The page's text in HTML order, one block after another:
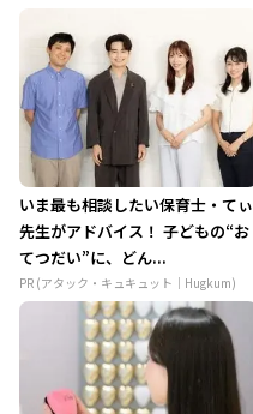
いま最も相談したい保育士・てぃ
先生がアドバイス！ 子どもの“お
てつだい”に、どん...
PR (アタック・キュキュット｜Hugkum)